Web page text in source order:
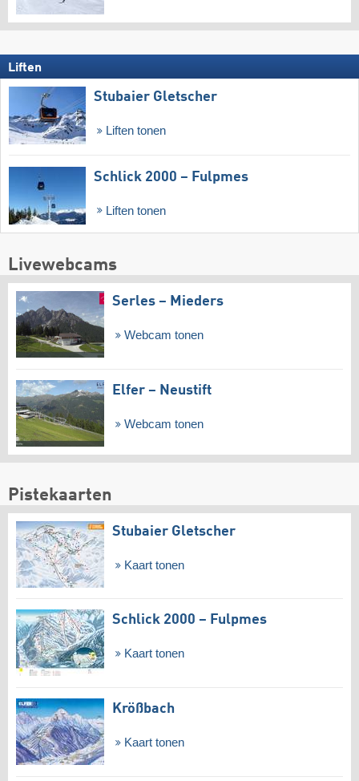
Liften
Stubaier Gletscher
Liften tonen
Schlick 2000 – Fulpmes
Liften tonen
Livewebcams
Serles – Mieders
Webcam tonen
Elfer – Neustift
Webcam tonen
Pistekaarten
Stubaier Gletscher
Kaart tonen
Schlick 2000 – Fulpmes
Kaart tonen
Krößbach
Kaart tonen